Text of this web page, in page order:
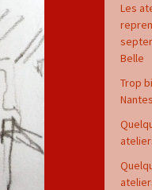
Les
Belle
Trop